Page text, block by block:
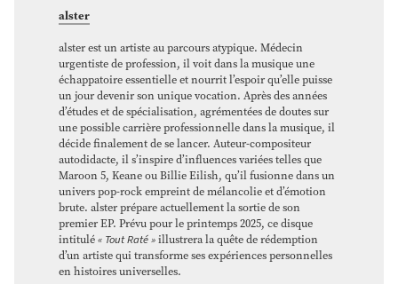
alster
alster est un artiste au parcours atypique. Médecin
urgentiste de profession, il voit dans la musique une
échappatoire essentielle et nourrit l’espoir qu’elle puisse
un jour devenir son unique vocation. Après des années
d’études et de spécialisation, agrémentées de doutes sur
une possible carrière professionnelle dans la musique, il
décide finalement de se lancer. Auteur-compositeur
autodidacte, il s’inspire d’influences variées telles que
Maroon 5, Keane ou Billie Eilish, qu’il fusionne dans un
univers pop-rock empreint de mélancolie et d’émotion
brute. alster prépare actuellement la sortie de son
premier EP. Prévu pour le printemps 2025, ce disque
intitulé« Tout Raté »illustrera la quête de rédemption
d’un artiste qui transforme ses expériences personnelles
en histoires universelles.